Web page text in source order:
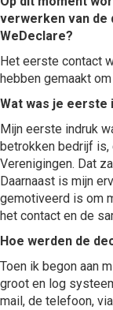
verwerken van de
WeDeclare?
Het eerste contact
hebben gemaakt
Wat was je eerste
Mijn eerste indruk
betrokken bedrijf
Verenigingen. Dat
Daarnaast is mijn
gemotiveerd is om
het contact en de
Hoe werden de
Toen ik begon aan
groot en log
mail, de telefoon,